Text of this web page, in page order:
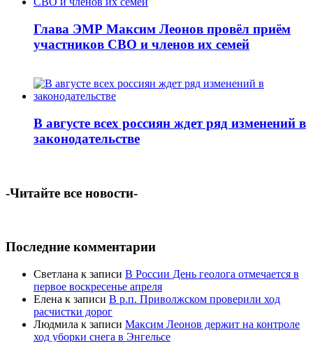
Глава ЭМР Максим Леонов провёл приём
участников СВО и членов их семей
В августе всех россиян ждет ряд изменений в
законодательстве
-Читайте все новости-
Последние комментарии
Светлана к записи В России День геолога отмечается в
первое воскресенье апреля
Елена к записи В р.п. Приволжском проверили ход
расчистки дорог
Людмила к записи Максим Леонов держит на контроле
ход уборки снега в Энгельсе